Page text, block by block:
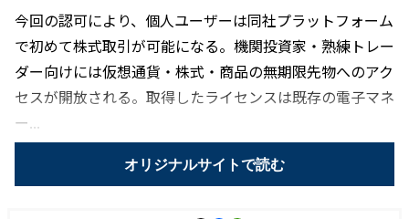
今回の認可により、個人ユーザーは同社プラットフォーム
で初めて株式取引が可能になる。機関投資家・熟練トレー
ダー向けには仮想通貨・株式・商品の無期限先物へのアク
セスが開放される。取得したライセンスは既存の電子マネ
ー...
オリジナルサイトで読む